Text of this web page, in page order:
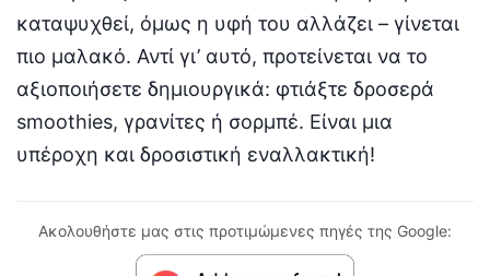
καταψυχθεί, όμως η υφή του αλλάζει – γίνεται
πιο μαλακό. Αντί γι’ αυτό, προτείνεται να το
αξιοποιήσετε δημιουργικά: φτιάξτε δροσερά
smoothies, γρανίτες ή σορμπέ. Είναι μια
υπέροχη και δροσιστική εναλλακτική!
Ακολουθήστε μας στις προτιμώμενες πηγές της Google: